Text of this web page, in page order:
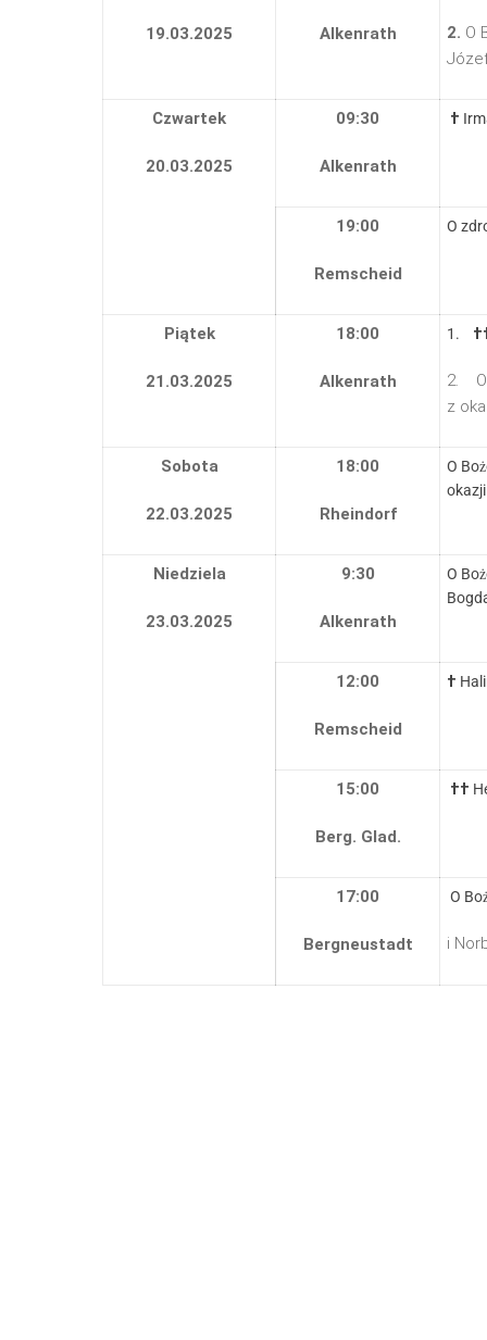
19.03.2025 Alkenrath 2. O
Czwartek
20.03.2025
09:30
Alkenrath
†
19:00
Remscheid
O
Piątek
21.03.2025
18:00
Alkenrath
1.
2. O
z
Sobota
22.03.2025
18:00
Rheindorf
O
Niedziela
23.03.2025
9:30
Alkenrath
O
12:00
Remscheid
†
15:00
Berg. Glad.
††
17:00
Bergneustadt
O
i